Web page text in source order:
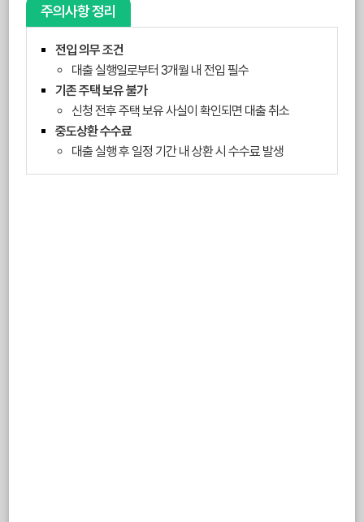
주의사항 정리
전입 의무 조건
대출 실행일로부터 3개월 내 전입 필수
기존 주택 보유 불가
신청 전후 주택 보유 사실이 확인되면 대출 취소
중도상환 수수료
대출 실행 후 일정 기간 내 상환 시 수수료 발생